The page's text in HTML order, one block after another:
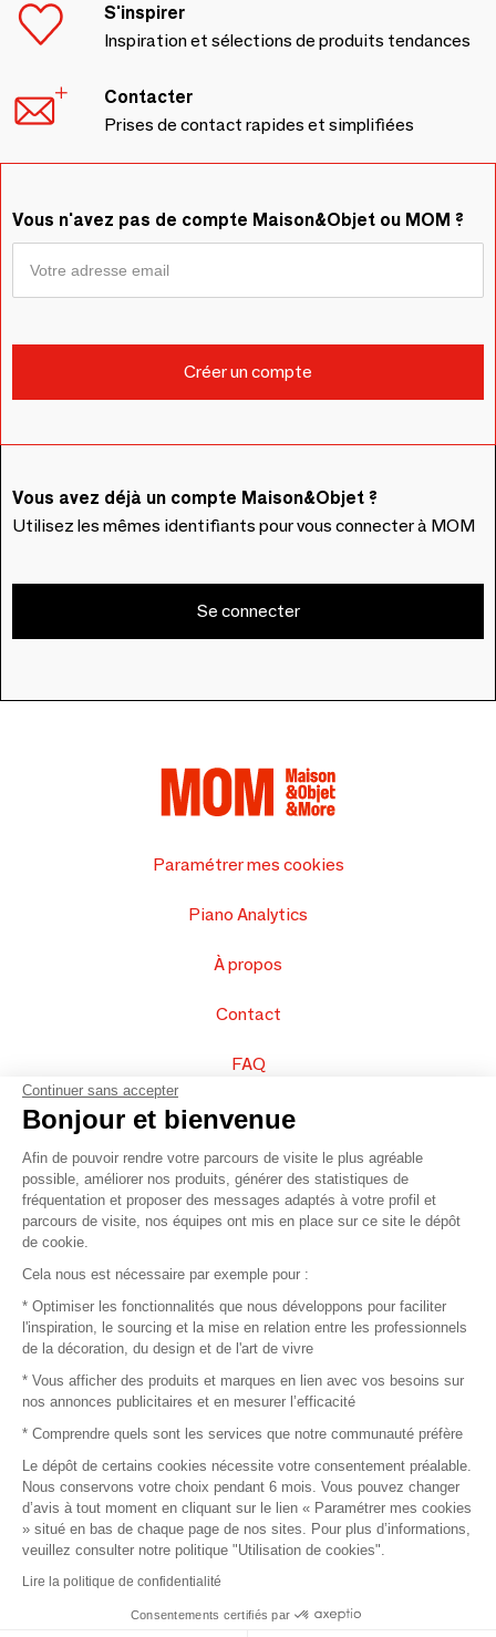
S'inspirer
Inspiration et sélections de produits tendances
Contacter
Prises de contact rapides et simplifiées
Vous n'avez pas de compte Maison&Objet ou MOM ?
Vous avez déjà un compte Maison&Objet ?
Utilisez les mêmes identifiants pour vous connecter à MOM
Se connecter
Paramétrer mes cookies
Piano Analytics
À propos
Contact
FAQ
Vendez vos produits
Plan du site
© 2016 –Organisation SAFI
Recrutement
Mentions légales
Conditions commerciales
Piano Analytics
Continuer sans accepter
Bonjour et bienvenue
Afin de pouvoir rendre votre parcours de visite le plus agréable
possible, améliorer nos produits, générer des statistiques de
fréquentation et proposer des messages adaptés à votre profil et
parcours de visite, nos équipes ont mis en place sur ce site le dépôt
de cookie.
Cela nous est nécessaire par exemple pour :
* Optimiser les fonctionnalités que nous développons pour faciliter
l'inspiration, le sourcing et la mise en relation entre les professionnels
de la décoration, du design et de l'art de vivre
* Vous afficher des produits et marques en lien avec vos besoins sur
nos annonces publicitaires et en mesurer l’efficacité
* Comprendre quels sont les services que notre communauté préfère
Le dépôt de certains cookies nécessite votre consentement préalable.
Nous conservons votre choix pendant 6 mois. Vous pouvez changer
d’avis à tout moment en cliquant sur le lien « Paramétrer mes cookies
» situé en bas de chaque page de nos sites. Pour plus d’informations,
veuillez consulter notre politique "Utilisation de cookies".
Lire la politique de confidentialité
Consentements certifiés par